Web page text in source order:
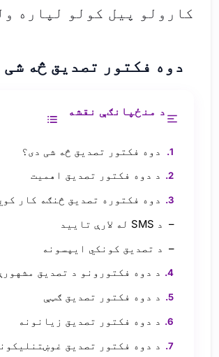
کارولو پیل کولو لپاره
دوه فکتور تصدیق څه شی
د منځپانګې نقشه
دوه فکتور تصدیق څه شی دی؟
د دوه فکتور تصدیق اهمیت
دوه فکتوره تصدیق څنګه کار
د SMS له لارې تایید
د تصدیق کونکي ایپسونه
د دوه فکتورونو د تصدیق
د دوه فکتور تصدیق ګټې
د دوه فکتور تصدیق زیانونه
د دوه فکتور تصدیق